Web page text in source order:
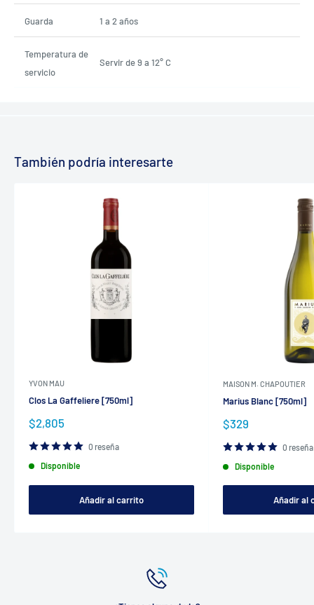
Guarda 1 a 2 años
Temperatura de
servicio
Servir de 9 a 12° C
También podría interesarte
YVON MAU
Clos La Gaffeliere [750ml]
Precio
venta
$2,805
0 reseña
Disponible
Añadir al carrito
MAISON M. CHAPOUTIER
Marius Blanc [750ml]
Precio
venta
$329
0 reseña
Disponible
Añadir al